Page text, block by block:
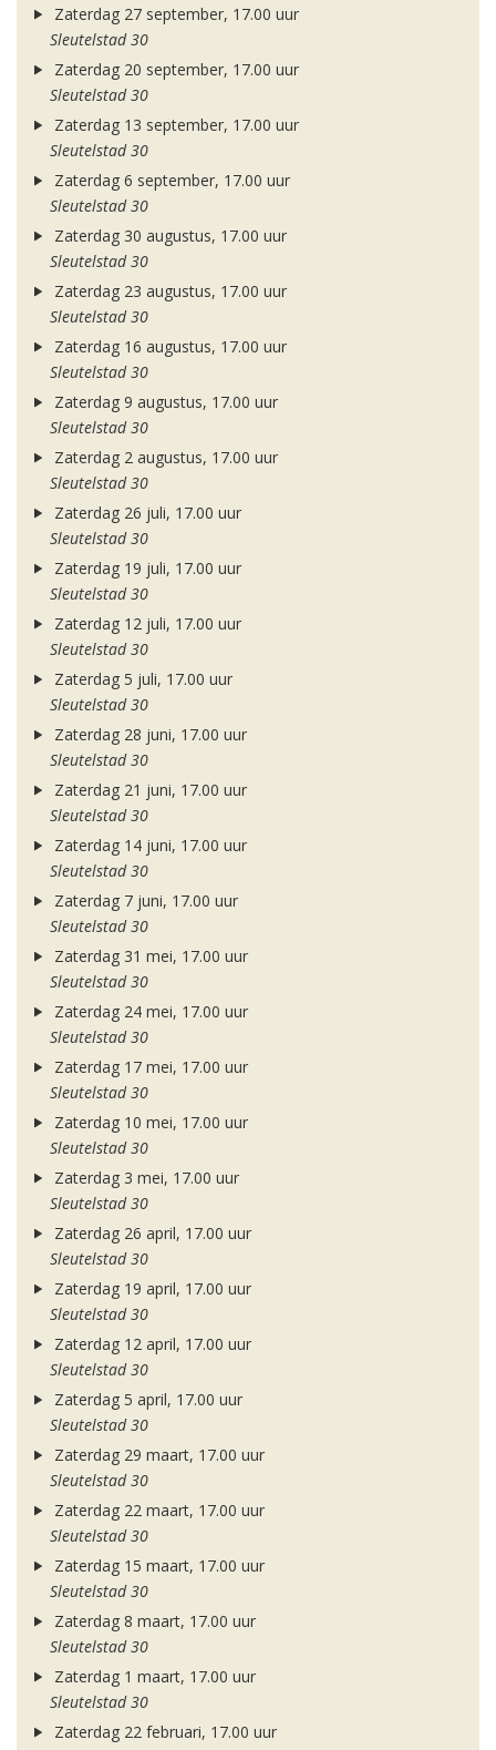
Zaterdag 27 september, 17.00 uur
Sleutelstad 30
Zaterdag 20 september, 17.00 uur
Sleutelstad 30
Zaterdag 13 september, 17.00 uur
Sleutelstad 30
Zaterdag 6 september, 17.00 uur
Sleutelstad 30
Zaterdag 30 augustus, 17.00 uur
Sleutelstad 30
Zaterdag 23 augustus, 17.00 uur
Sleutelstad 30
Zaterdag 16 augustus, 17.00 uur
Sleutelstad 30
Zaterdag 9 augustus, 17.00 uur
Sleutelstad 30
Zaterdag 2 augustus, 17.00 uur
Sleutelstad 30
Zaterdag 26 juli, 17.00 uur
Sleutelstad 30
Zaterdag 19 juli, 17.00 uur
Sleutelstad 30
Zaterdag 12 juli, 17.00 uur
Sleutelstad 30
Zaterdag 5 juli, 17.00 uur
Sleutelstad 30
Zaterdag 28 juni, 17.00 uur
Sleutelstad 30
Zaterdag 21 juni, 17.00 uur
Sleutelstad 30
Zaterdag 14 juni, 17.00 uur
Sleutelstad 30
Zaterdag 7 juni, 17.00 uur
Sleutelstad 30
Zaterdag 31 mei, 17.00 uur
Sleutelstad 30
Zaterdag 24 mei, 17.00 uur
Sleutelstad 30
Zaterdag 17 mei, 17.00 uur
Sleutelstad 30
Zaterdag 10 mei, 17.00 uur
Sleutelstad 30
Zaterdag 3 mei, 17.00 uur
Sleutelstad 30
Zaterdag 26 april, 17.00 uur
Sleutelstad 30
Zaterdag 19 april, 17.00 uur
Sleutelstad 30
Zaterdag 12 april, 17.00 uur
Sleutelstad 30
Zaterdag 5 april, 17.00 uur
Sleutelstad 30
Zaterdag 29 maart, 17.00 uur
Sleutelstad 30
Zaterdag 22 maart, 17.00 uur
Sleutelstad 30
Zaterdag 15 maart, 17.00 uur
Sleutelstad 30
Zaterdag 8 maart, 17.00 uur
Sleutelstad 30
Zaterdag 1 maart, 17.00 uur
Sleutelstad 30
Zaterdag 22 februari, 17.00 uur